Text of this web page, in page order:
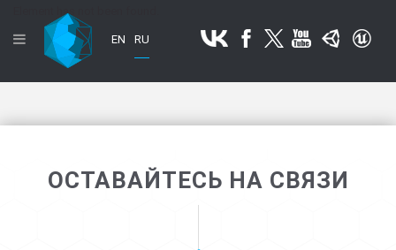
EN RU
Element has not been found.
ОСТАВАЙТЕСЬ НА СВЯЗИ